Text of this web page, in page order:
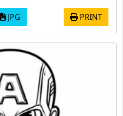
JPG PRINT